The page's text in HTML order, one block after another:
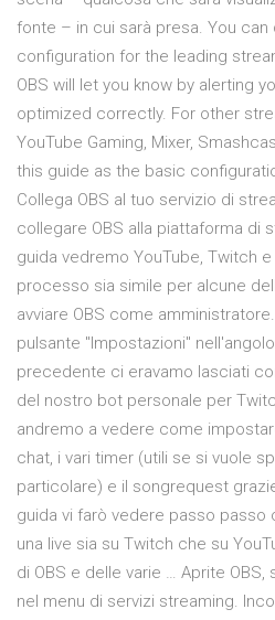
fonte – in cui sarà presa. You
configuration for the leading
OBS will let you know by alerting
optimized correctly. For other
YouTube Gaming, Mixer,
this guide as the basic
Collega OBS al tuo servizio di
collegare OBS alla piattaforma di
guida vedremo YouTube, Twitch
processo sia simile per alcune
avviare OBS come
pulsante "Impostazioni"
precedente ci eravamo lasciati
del nostro bot personale per
andremo a vedere come
chat, i vari timer (utili se si vuole
particolare) e il songrequest
guida vi farò vedere passo
una live sia su Twitch che su
di OBS e delle varie … Aprite
nel menu di servizi streaming.